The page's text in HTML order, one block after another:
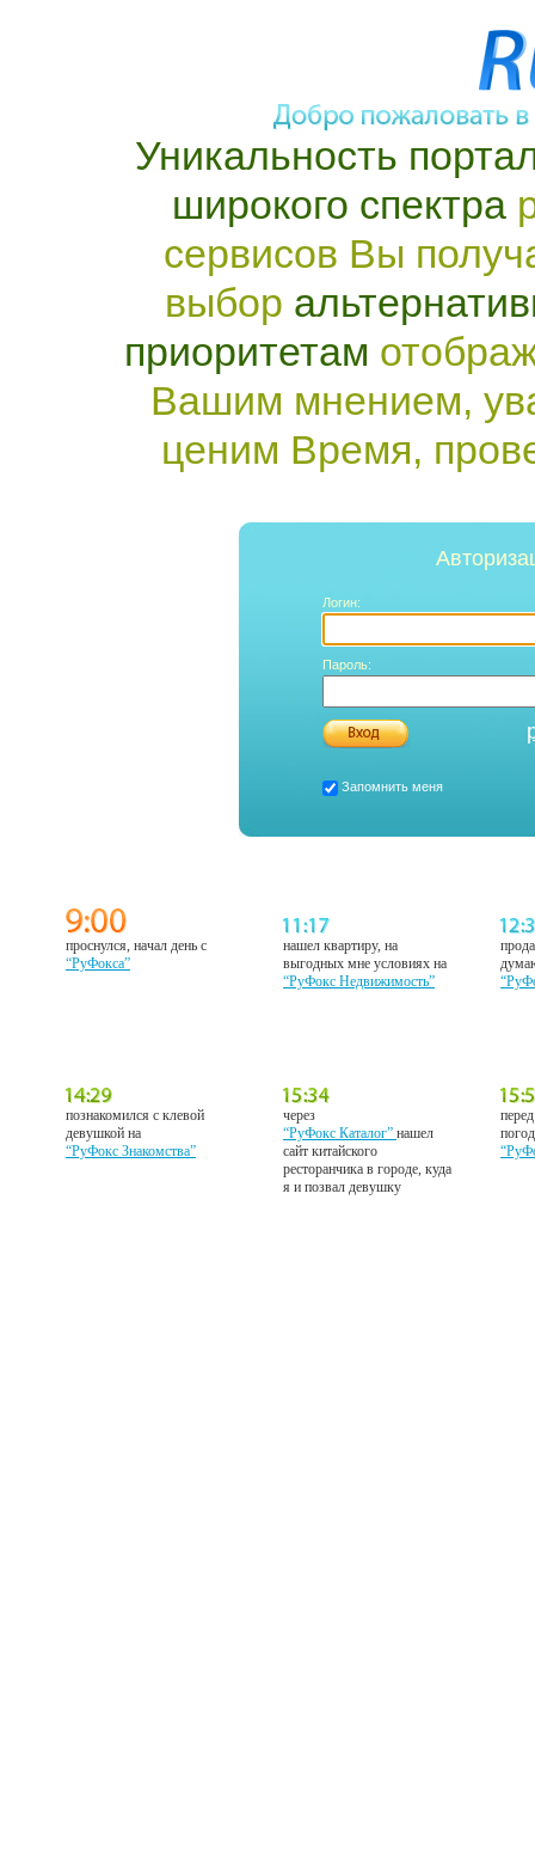
Уникальность
широкого спектра
сервисов Вы
выбор
приоритетам
Вашим мнением,
ценим Время,
Логин:
Пароль:
Запомнить меня
проснулся, начал день с
“РуФокса”
нашел квартиру, на
выгодных мне условиях на
“РуФокс Недвижимость”
познакомился с клевой
девушкой на
“РуФокс Знакомства”
через
“РуФокс Каталог”нашел
сайт китайского
ресторанчика в городе, куда
я и позвал девушку